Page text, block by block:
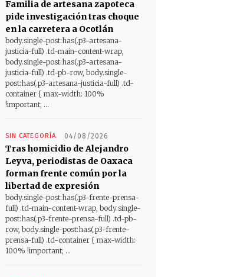
Familia de artesana zapoteca
pide investigación tras choque
en la carretera a Ocotlán
body.single-post:has(.p3-artesana-
justicia-full) .td-main-content-wrap,
body.single-post:has(.p3-artesana-
justicia-full) .td-pb-row, body.single-
post:has(.p3-artesana-justicia-full) .td-
container { max-width: 100%
!important; ...
SIN CATEGORÍA 04/08/2026
Tras homicidio de Alejandro
Leyva, periodistas de Oaxaca
forman frente común por la
libertad de expresión
body.single-post:has(.p3-frente-prensa-
full) .td-main-content-wrap, body.single-
post:has(.p3-frente-prensa-full) .td-pb-
row, body.single-post:has(.p3-frente-
prensa-full) .td-container { max-width:
100% !important; ...